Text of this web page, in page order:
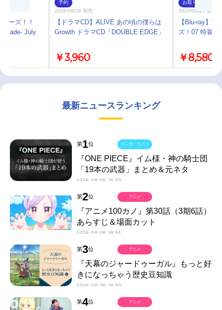
ーズ！！
July
予約
2026/08/28 発売
【ドラマCD】ALIVE あの頃の僕らは
Growth ドラマCD「DOUBLE EDGE」
￥3,960
お取り寄せ
2020/03/27 発売
【Blu-ray】
ズ！07 特装限
￥8,580
最新ニュースランキング
第1位
『ONE PIECE』イム様・神の騎士団
「19本の武器」まとめ＆元ネタ
2026-08-06 16:30
マンガ・ラノベ
第2位
『アニメ100カノ』第30話（3期6話）
あらすじ＆場面カット
2026-08-06 18:55
アニメ
第3位
『天幕のジャードゥーガル』もっと好
きになっちゃう歴史豆知識
2026-08-06 18:30
アニメ
第4位 アニメ